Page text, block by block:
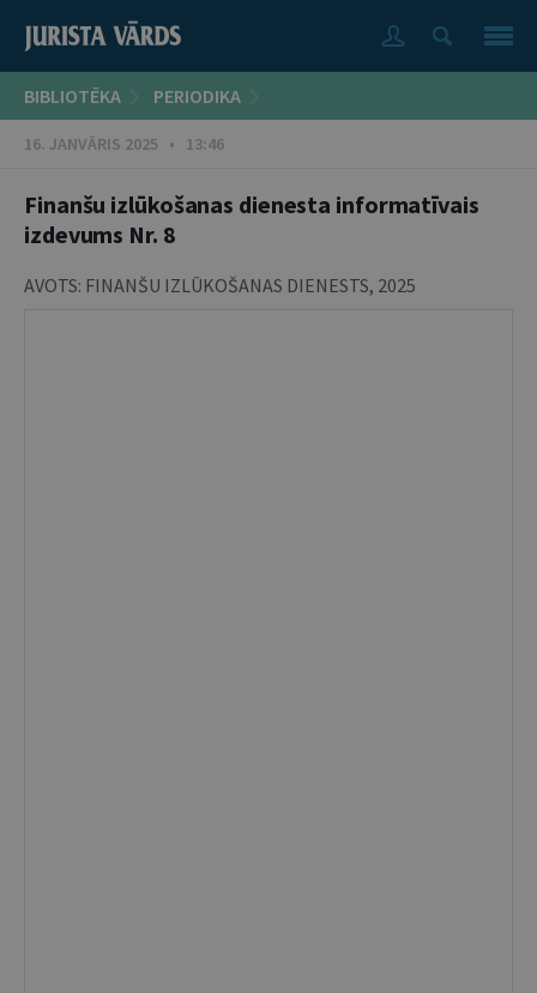
BIBLIOTĒKA PERIODIKA
16. JANVĀRIS 2025 • 13:46
Finanšu izlūkošanas dienesta informatīvais
izdevums Nr. 8
AVOTS: FINANŠU IZLŪKOŠANAS DIENESTS, 2025